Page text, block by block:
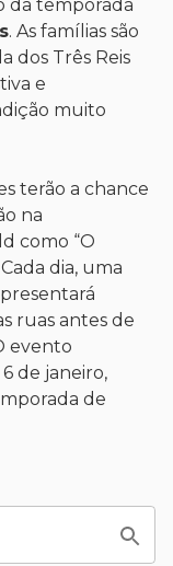
da temporada
. As famílias são
dos Três Reis
e
muito
terão a chance
na
como “O
dia, uma
ruas antes de
evento
de janeiro,
de